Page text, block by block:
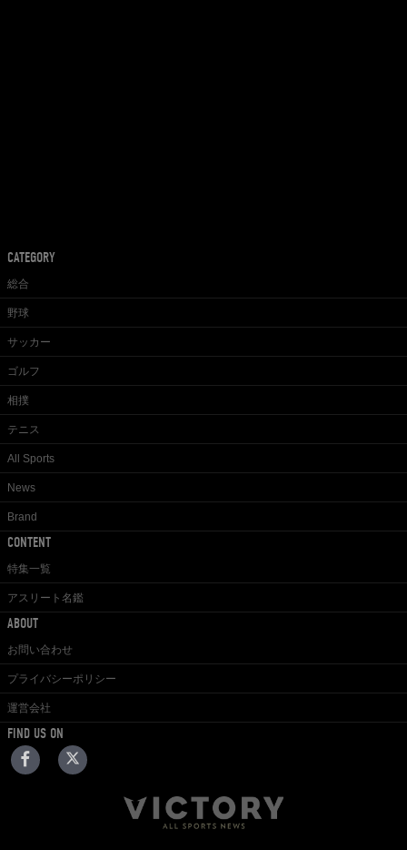
CATEGORY
総合
野球
サッカー
ゴルフ
相撲
テニス
All Sports
News
Brand
CONTENT
特集一覧
アスリート名鑑
ABOUT
お問い合わせ
プライバシーポリシー
運営会社
FIND US ON